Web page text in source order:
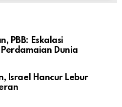
PBB: Eskalasi
Dunia
Israel Hancur Lebur